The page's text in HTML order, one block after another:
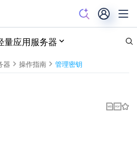
量应用服务器
器 操作指南 管理密钥